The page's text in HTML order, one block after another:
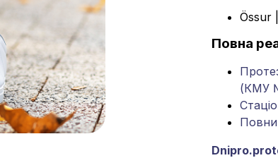
Össur
Повна
(КМУ